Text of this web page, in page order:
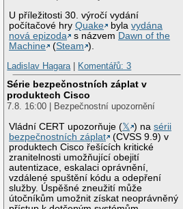
U příležitosti 30. výročí vydání
počítačové hryQuake bylavydána
nová epizoda
s názvem Dawn of the
Machine
(Steam ).
Ladislav Hagara| Komentářů: 3
Série bezpečnostních záplat v
produktech Cisco
7.8. 16:00 | Bezpečnostní upozornění
Vládní CERT upozorňuje (𝕏 ) nasérii
bezpečnostních záplat
(CVSS 9.9) v
produktech Cisco řešících kritické
zranitelnosti umožňující obejití
autentizace, eskalaci oprávnění,
vzdálené spuštění kódu a odepření
služby. Úspěšné zneužití může
útočníkům umožnit získat neoprávněný